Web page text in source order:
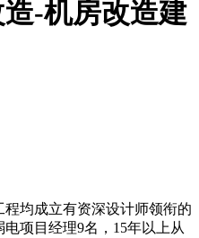
-机房改造建
程均成立有资深设计师领衔的
项目经理9名，15年以上从